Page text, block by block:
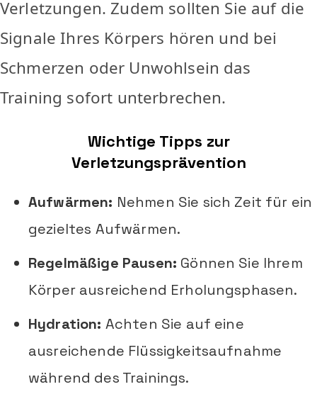
Verletzungen. Zudem sollten Sie auf die
Signale Ihres Körpers hören und bei
Schmerzen oder Unwohlsein das
Training sofort unterbrechen.
Wichtige Tipps zur
Verletzungsprävention
Aufwärmen: Nehmen Sie sich Zeit für ein
gezieltes Aufwärmen.
Regelmäßige Pausen: Gönnen Sie Ihrem
Körper ausreichend Erholungsphasen.
Hydration: Achten Sie auf eine
ausreichende Flüssigkeitsaufnahme
während des Trainings.